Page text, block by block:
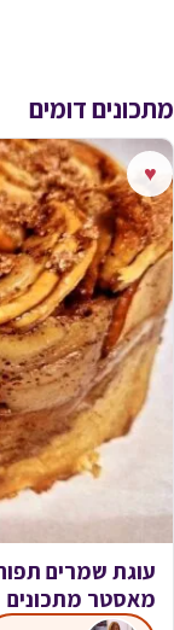
מתכונים דומים
♥
עוגת שמרים
מאסטר מתכונים